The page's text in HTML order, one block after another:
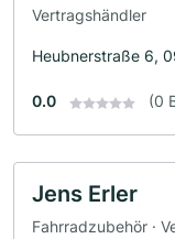
Vertragshändler
Heubnerstraße 6,
0.0 (0
Jens Erler
Fahrradzubehör ·